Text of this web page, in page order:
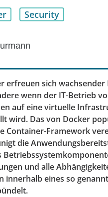
Security
erfreuen sich wachsender
wenn der IT-Betrieb
auf eine virtuelle
wird. Das von Docker
Container-Framework
die
und alle
innerhalb eines so